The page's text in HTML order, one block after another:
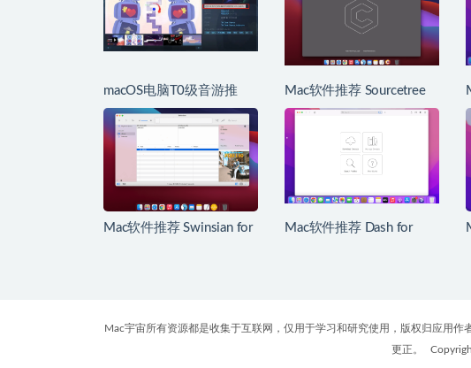
macOS电脑T0级音游推
荐，哪款是你的最爱
Mac软件推荐 Sourcetree
for Mac 优秀的Git/SVN客
Mac软件推荐 Swinsian for
Mac软件推荐 Dash for
Mac宇宙所有资源都是收集于互联网，仅用于学习和研究使用，版权归应用
更正。